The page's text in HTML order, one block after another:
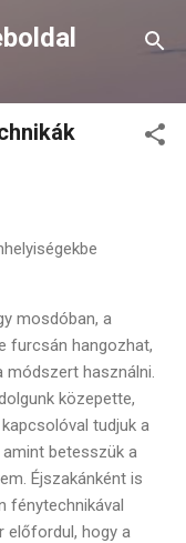
mosdóban, a
furcsán hangozhat,
használni.
közepette,
tudjuk a
betesszük a
Éjszakánként is
fénytechnikával
előfordul, hogy a